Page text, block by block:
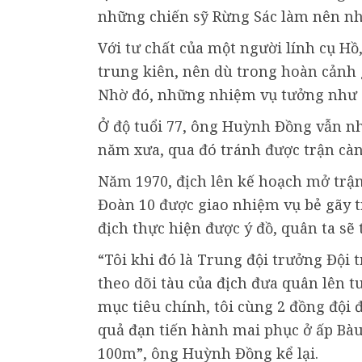
những chiến sỹ Rừng Sác làm nên
Với tư chất của một người lính cụ
trung kiên, nên dù trong hoàn cảnh
Nhờ đó, những nhiệm vụ tưởng như
Ở độ tuổi 77, ông Huỳnh Đồng vẫn
năm xưa, qua đó tránh được trận
Năm 1970, địch lên kế hoạch mở
Đoàn 10 được giao nhiệm vụ bẻ
địch thực hiện được ý đồ, quân ta
“Tôi khi đó là Trung đội trưởng Đội
theo dõi tàu của địch đưa quân lên
mục tiêu chính, tôi cùng 2 đồng đội
quả đạn tiến hành mai phục ở ấp
100m”, ông Huỳnh Đồng kể lại.